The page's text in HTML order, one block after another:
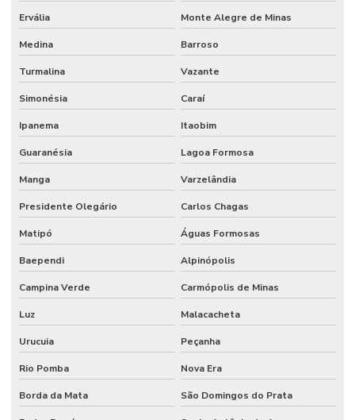
Reparo De Juntas De Dilatação
Resistência A Cargas De Viadutos
Resistência A Compressão Em Concreto
Revestimento Antiderrapante Para Indústrias
Revestimento Antimicrobiano Para Indústrias
Revestimento Antimicrobiano Para Pisos
Revestimento Argamassado Uretano Para Frigoríficos Paraná
Revestimento Autonivelante
Revestimento Autonivelante Cimenticio São Paulo
Revestimento Autonivelante Para Garagens
Revestimento Autonivelante Para Piso De Concreto
Revestimento Autonivelante São Paulo
Ervália Monte Alegre de Minas
Medina Barroso
Turmalina Vazante
Simonésia Caraí
Ipanema Itaobim
Guaranésia Lagoa Formosa
Manga Varzelândia
Presidente Olegário Carlos Chagas
Matipó Águas Formosas
Baependi Alpinópolis
Campina Verde Carmópolis de Minas
Luz Malacacheta
Urucuia Peçanha
Rio Pomba Nova Era
Borda da Mata São Domingos do Prata